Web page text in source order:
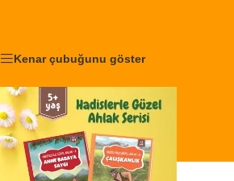
Kenar çubuğunu göster